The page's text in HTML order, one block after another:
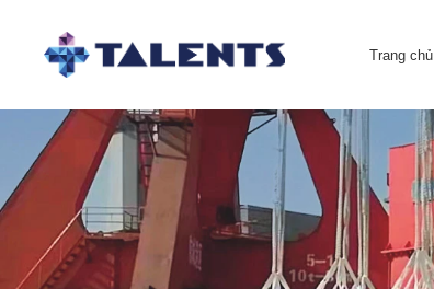
Trang chủ